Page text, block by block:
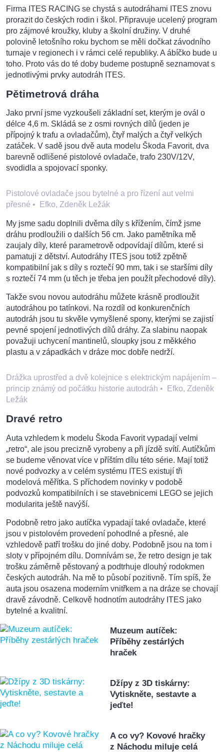
Firma ITES RACING se chystá s autodráhami ITES znovu
prorazit do českých rodin i škol. Připravuje ucelený program
pro zájmové kroužky, kluby a školní družiny. V druhé
polovině letošního roku bychom se měli dočkat závodního
turnaje v regionech i v rámci celé republiky. A ábíčko bude u
toho. Proto vás do té doby budeme postupně seznamovat s
jednotlivými prvky autodráh ITES.
Pětimetrová dráha
Jako první jsme vyzkoušeli základní set, kterým je ovál o
délce 4,6 m. Skládá se z osmi rovných dílů (jeden je
přípojný k trafu a ovladačům), čtyř malých a čtyř velkých
zatáček. V sadě jsou dvě auta modelu Škoda Favorit, dva
barevně odlišené pistolové ovladače, trafo 230V/12V,
svodidla a spojovací sponky.
Pistolové ovladače jsou bytelné a pro řízení aut velmi
přesné • Efko, Zdeněk Ležák
My jsme sadu doplnili dvěma díly s křížením, čímž jsme
dráhu prodloužili o dalších 56 cm. Jako pamětníka mě
zaujaly díly, které parametrově odpovídají dílům, které si
pamatuji z dětství. Autodráhy ITES jsou totiž zpětně
kompatibilní jak s díly s roztečí 90 mm, tak i se staršími díly
s roztečí 74 mm (u těch je třeba jen použít přechodové díly).
Takže svou novou autodráhu můžete krásně prodloužit
autodráhou po tatínkovi. Na rozdíl od konkurenčních
autodráh jsou tu skvěle vymyšlené spony, kterými se zajistí
pevné spojení jednotlivých dílů dráhy. Za slabinu naopak
považuji uchycení mantinelů, sloupky jsou z měkkého
plastu a v západkách v dráze moc dobře nedrží.
Drážka uprostřed a dvě kolejnice s elektrickým napájením –
princip známý od počátku historie autodráh •
Efko, Zdeněk
Ležák
Dravé retro
Auta vzhledem k modelu Škoda Favorit vypadají velmi
„retro“, ale jsou precizně vyrobeny a při jízdě svítí. Autíčkům
se budeme věnovat více v příštím dílu této série. Mají totiž
nové podvozky a v celém systému ITES existují tři
modelová měřítka. S příchodem novinky v podobě
podvozků kompatibilních i se stavebnicemi LEGO se jejich
modularita ještě navýší.
Podobně retro jako autíčka vypadají také ovladače, které
jsou v pistolovém provedení pohodlné a přesné, ale
vzhledově patří trošku do jiné doby. Podobně jsou na tom i
sloty v přípojném dílu. Domnívám se, že retro design je tak
trošku záměrně pěstovaný a podtrhuje dlouhý rodokmen
českých autodráh. Na mě to působí pozitivně. Tím spíš, že
auta jsou osazena moderním vnitřkem a na dráze se chovají
dravě závodně. Celkově hodnotím autodráhy ITES jako
bytelné a kvalitní.
Muzeum autíček:
Příběhy zestárlých
hraček
Džípy z 3D tiskárny:
Vytiskněte, sestavte a
jeďte!
A co vy? Kovové hračky
z Náchodu miluje celá